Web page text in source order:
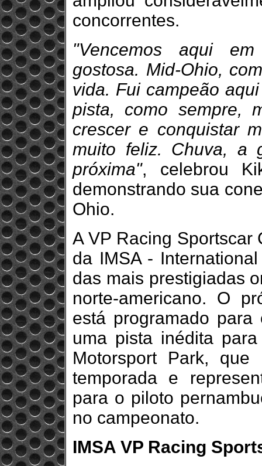
concorrentes.
"Vencemos aqui
gostosa. Mid-Ohio,
vida. Fui campeão
pista, como sempre,
crescer e conquistar
muito feliz. Chuva, a
próxima", celebrou
demonstrando sua
Ohio.
A VP Racing
da IMSA -
das mais prestigiadas
norte-americano. O
está programado
uma pista inédita
Motorsport Park,
temporada e
para o piloto
no campeonato.
IMSA VP Racing